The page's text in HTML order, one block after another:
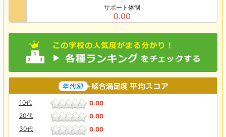
サポート体制
0.00
10代
0.00
20代
0.00
30代
0.00